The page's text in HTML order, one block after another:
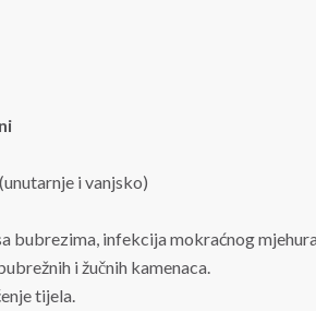
i vanjsko)
bubrezima, infekcija mokraćnog
i žučnih kamenaca.
tijela.